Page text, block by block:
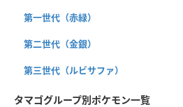
第一世代（赤緑）
第二世代（金銀）
第三世代（ルビサファ）
タマゴグループ別ポケモン一覧